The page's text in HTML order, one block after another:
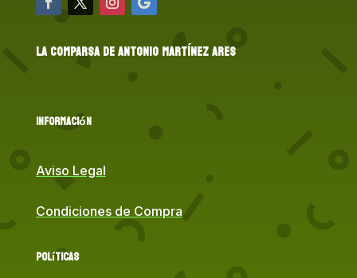
LA COMPARSA DE ANTONIO MARTÍNEZ ARES
Información
Aviso Legal
Condiciones de Compra
Políticas